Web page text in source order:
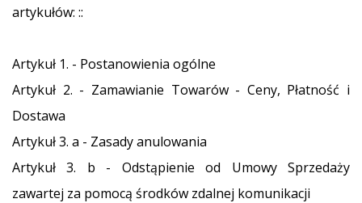
•
Zostań
Ambasadorem
marki
Weplayvolleyball
Czy
artykułów: ::
Artykuł 1. - Postanowienia ogólne
Artykuł 2. - Zamawianie Towarów - Ceny, Płatność i
Dostawa
Artykuł 3. a - Zasady anulowania
Artykuł 3. b - Odstąpienie od Umowy Sprzedaży
zawartej za pomocą środków zdalnej komunikacji